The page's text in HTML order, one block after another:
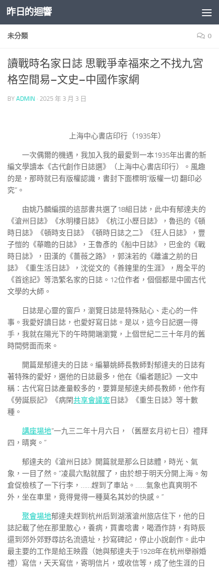
Skip to content
昨日的迴響
未分類 0
讀戰時名家日誌 思戰爭幸福來之不找九宮
格空間易–文史–中國作家網
BY ADMIN · 2025 年 3 月 3 日
上海中心書店印行（1935年）
一次偶爾的機遇，我加入我的最愛到一本1935年出書的新
編文學讀本《古代創作日誌選》（上海中心書店印行）。風趣
的是，那時就已有版權認識，書封下面標明“版權一切 翻印必
究”。
由姚乃麟編撰的這部書共選了18組日誌，此中有郁達夫的
《滄州日誌》《水明樓日誌》《杭江小歷日誌》，魯迅的《頓
時日誌》《頓時支日誌》《頓時日誌之二》《狂人日誌》，豐
子愷的《華瞻的日誌》，王魯彥的《船中日誌》，巴金的《戰
時日誌》，田漢的《薔薇之路》，郭沫若的《離瀘之前的日
誌》《重生活日誌》，沈從文的《善鐘里的生涯》，周全平的
《首途記》等浩繁名家的日誌。12位作者，個個都是中國古代
文學的大師。
日誌是心靈的窗戶，瀏覽日誌是特殊貼心、走心的一件
事。我愛好讀日誌，也愛好寫日誌。是以，這今日記選一得
手，我就在陽光下的午時開端瀏覽，上個世紀二三十年月的舊
時間劈面而來。
開篇是郁達夫的日誌。編纂姚師長教師對郁達夫的日誌有
著特殊的愛好，選他的日誌最多，他在《編者題記》一文中
稱：古代寫日誌產量較多的，要算是郁達夫師長教師，他作有
《勞誕辰記》《病閑共享會議室 日誌》《重生日誌》等十數
種。
講座場地“一九三二年十月六日，（舊歷玄月初七日）禮拜
四，晴爽。”
郁達夫的《滄州日誌》開篇就是那么日誌體，時光、氣
象，一目了然。“凌晨六點就醒了，由於想于明天分開上海。匆
倉促檢核了一下行李，……趕到了車站。……氣象也真爽明不
外，坐在車里，竟得覺得一種莫名其妙的快感。”
聚會場地郁達夫趕到杭州后到湖濱滄州旅店住下，他的日
誌記載了他在那里散心，養病，買書唸書，喝酒作詩，有時辰
還到郊外郊野尋訪名流遺址，抄寫碑記，停止小說創作。此中
最主要的工作是給王映霞（她與郁達夫于1928年在杭州舉辦婚
禮）寫信，天天寫信，寄明信片，或收信等，成了他生涯的日